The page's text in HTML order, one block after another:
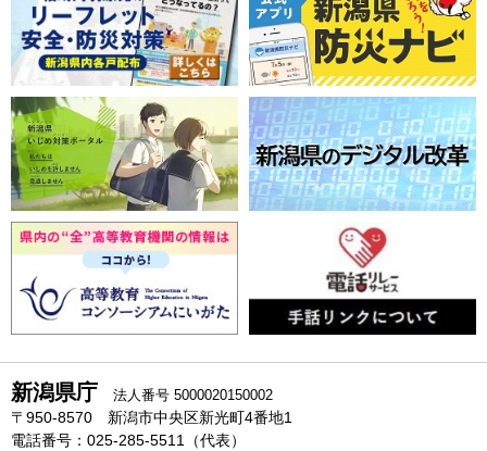
新潟県庁 法人番号 5000020150002
〒950-8570 新潟市中央区新光町4番地1
電話番号：025-285-5511（代表）